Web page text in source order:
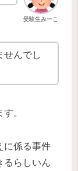
受験生みーこ
せんでし
。
に係る事件
るらしいん